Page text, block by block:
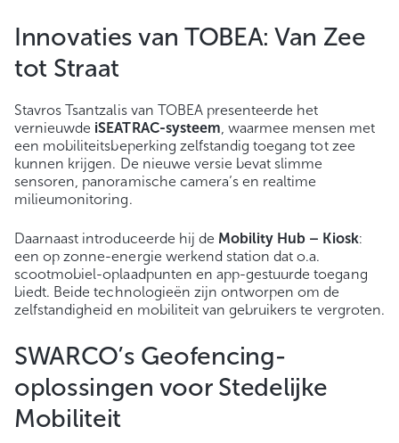
Innovaties van TOBEA: Van Zee
tot Straat
Stavros Tsantzalis van TOBEA presenteerde het
vernieuwde iSEATRAC-systeem, waarmee mensen met
een mobiliteitsbeperking zelfstandig toegang tot zee
kunnen krijgen. De nieuwe versie bevat slimme
sensoren, panoramische camera’s en realtime
milieumonitoring.
Daarnaast introduceerde hij de Mobility Hub – Kiosk:
een op zonne-energie werkend station dat o.a.
scootmobiel-oplaadpunten en app-gestuurde toegang
biedt. Beide technologieën zijn ontworpen om de
zelfstandigheid en mobiliteit van gebruikers te vergroten.
SWARCO’s Geofencing-
oplossingen voor Stedelijke
Mobiliteit